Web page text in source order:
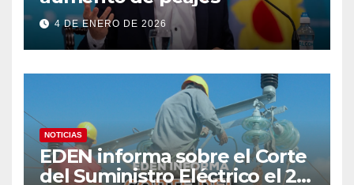
4 DE ENERO DE 2026
NOTICIAS
EDEN informa sobre el Corte
del Suministro Eléctrico el 20